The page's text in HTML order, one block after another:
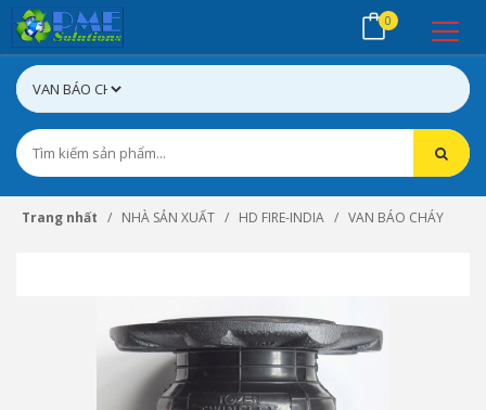
0
Trang nhất NHÀ SẢN XUẤT HD FIRE-INDIA VAN BÁO CHÁY